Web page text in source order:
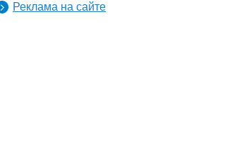
Реклама на сайте